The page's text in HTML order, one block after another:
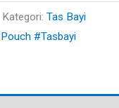
Kategori:Tas Bayi
#Tasbayi